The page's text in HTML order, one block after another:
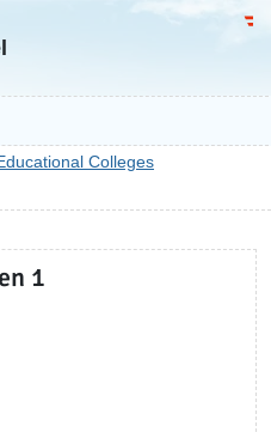
Colleges
1